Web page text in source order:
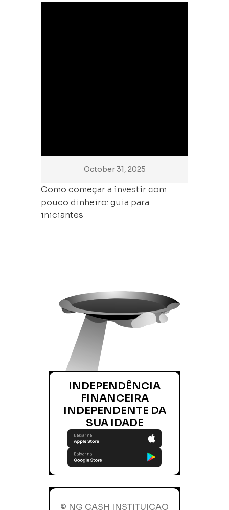
October 31, 2025
Como começar a investir com
pouco dinheiro: guia para
iniciantes
INDEPENDÊNCIA
FINANCEIRA
INDEPENDENTE DA
SUA IDADE
© NG CASH INSTITUICAO